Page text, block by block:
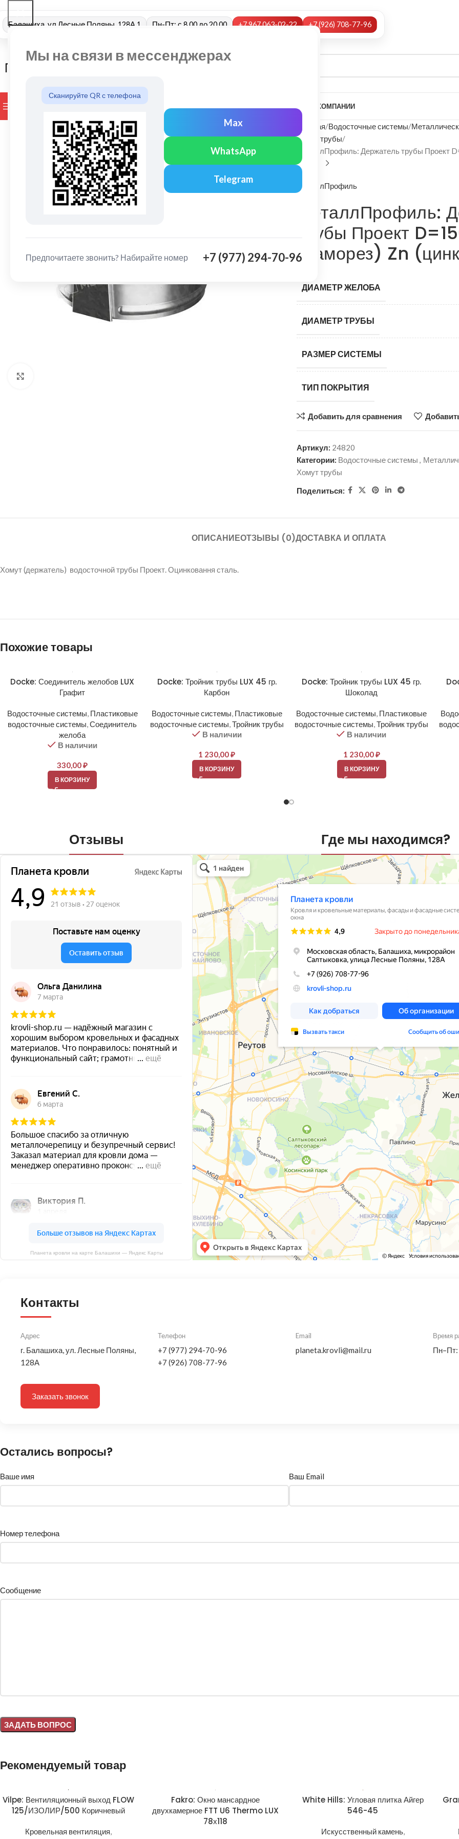
Мы на связи в мессенджерах
Сканируйте QR с телефона
Max
WhatsApp
Telegram
Предпочитаете звонить? Набирайте номер +7 (977) 294-70-96
Балашиха, ул Лесные Поляны, 128А 1 Пн-Пт: с 8.00 до 20.00 +7 967 063-02-22 +7 (926) 708-77-96
ПРОСМОТР КАТЕГОРИЙ БРЕНДЫ О КОМПАНИИ
Главная Водосточные системы
Хомут трубы
МеталлПрофиль: Держатель трубы Проект
МеталлПрофиль
МеталлПрофиль:
трубы Проект
(саморез) Zn
ДИАМЕТР ЖЕЛОБА
ДИАМЕТР ТРУБЫ
РАЗМЕР СИСТЕМЫ
ТИП ПОКРЫТИЯ
Добавить для сравнения
Артикул: 24820
Категории: Водосточные системы ,
Хомут трубы
Поделиться:
ОПИСАНИЕОТЗЫВЫ (0)ДОСТАВКА И ОПЛАТА
Хомут (держатель) водосточной трубы Проект. Оцинковання сталь.
Похожие товары
Docke: Соединитель желобов LUX
Графит
Водосточные системы, Пластиковые
водосточные системы,Соединитель
желоба
В наличии
330,00₽
В КОРЗИНУ
Docke: Тройник трубы LUX 45 гр.
Карбон
Водосточные системы, Пластиковые
водосточные системы,Тройник трубы
В наличии
1 230,00₽
В КОРЗИНУ
Docke: Тройник трубы LUX 45 гр.
Шоколад
Водосточные системы, Пластиковые
водосточные системы,Тройник трубы
В наличии
1 230,00₽
В КОРЗИНУ
Отзывы
Планета кровли на карте Балашихи — Яндекс Карты
Где мы находимся?
Планета кровли
Кровля и кровельные материалы в Балашихе
Окна в Балашихе
Контакты
Адрес
г. Балашиха, ул. Лесные Поляны,
128А
Телефон
+7 (977) 294-70-96
+7 (926) 708-77-96
Email
planeta.krovli@mail.ru
Время
Заказать звонок
Остались вопросы?
Ваше имя Ваш Email
Номер телефона
Сообщение
Рекомендуемый товар
Vilpe: Вентиляционный выход FLOW
125/ИЗОЛИР/500 Коричневый
Кровельная вентиляция,
Fakro: Окно мансардное
двухкамерное FTT U6 Thermo LUX
78х118
White Hills: Угловая плитка Айгер
546-45
Искусственный камень,